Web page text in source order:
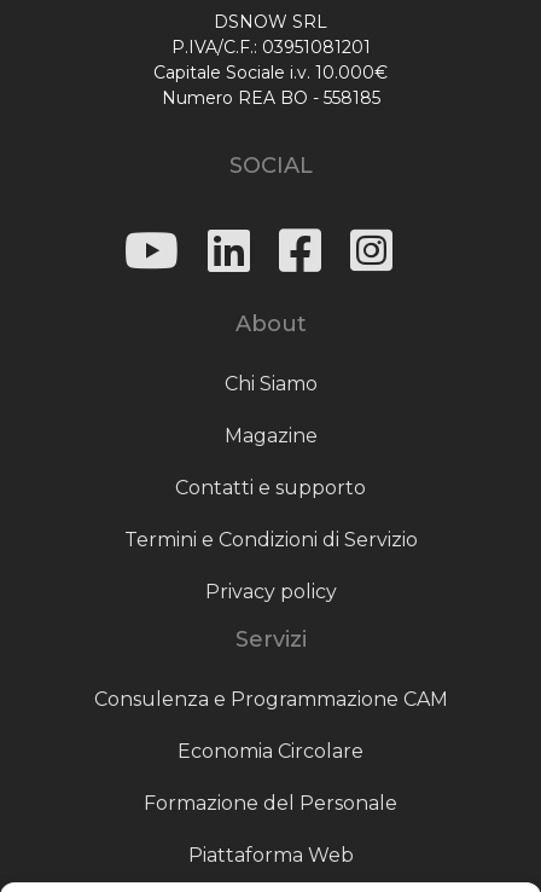
DSNOW SRL
P.IVA/C.F.: 03951081201
Capitale Sociale i.v. 10.000€
Numero REA BO - 558185
SOCIAL
About
Chi Siamo
Magazine
Contatti e supporto
Termini e Condizioni di Servizio
Privacy policy
Servizi
Consulenza e Programmazione CAM
Economia Circolare
Formazione del Personale
Piattaforma Web